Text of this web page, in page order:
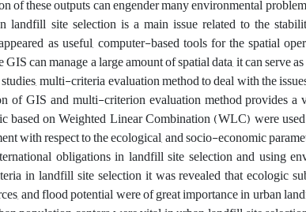
of these outputs can engender many environmental
landfill site selection is a main issue related to the
as useful, computer-based tools for the spatial
can manage a large amount of spatial data, it can serve
multi-criteria evaluation method to deal with the
of GIS and multi-criterion evaluation method provides
based on Weighted Linear Combination (WLC) were
with respect to the ecological, and socio-economic
obligations in landfill site selection and using
in landfill site selection it was revealed that ecologic
and flood potential were of great importance in urban